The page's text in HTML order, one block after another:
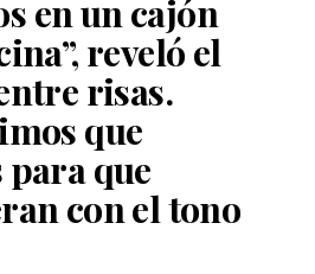
en un cajón
reveló el
risas.
que
que
con el tono